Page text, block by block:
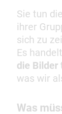
Sie tun
ihrer
sich zu
Es
die Bilder
was wir
Was